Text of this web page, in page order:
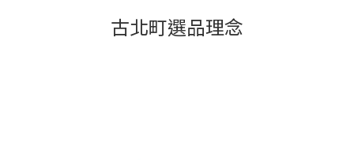
古北町選品理念